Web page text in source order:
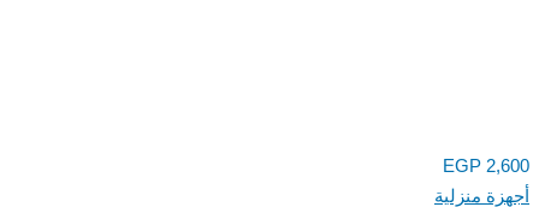
EGP 2,600
أجهزة منزلية